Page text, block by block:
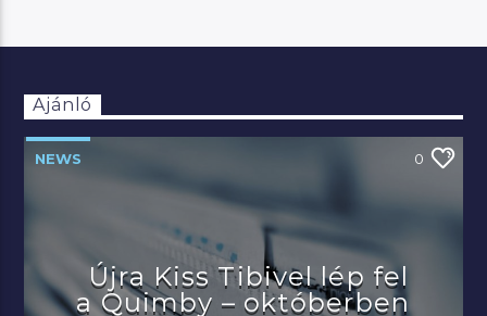
Ajánló
NEWS 0
Újra Kiss Tibivel lép fel
a Quimby – októberben